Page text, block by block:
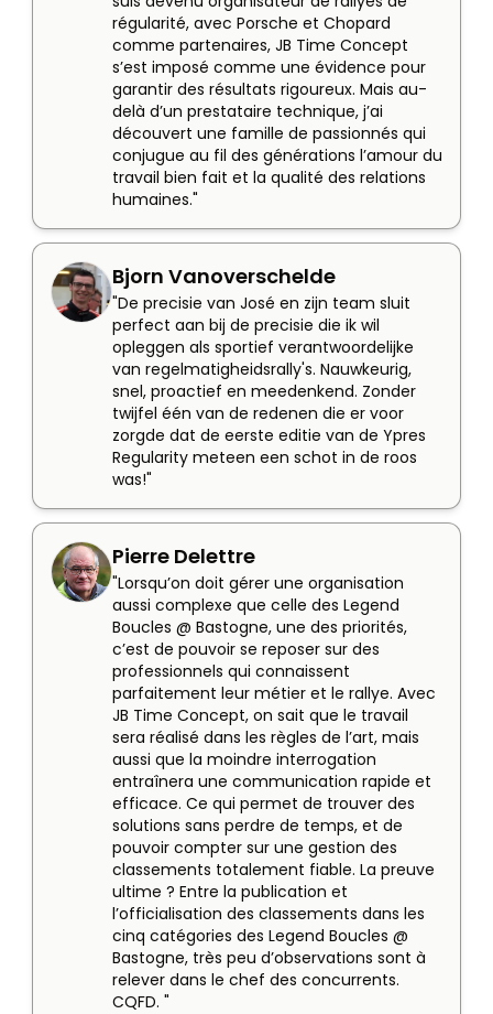
régularité, avec Porsche et Chopard
comme partenaires, JB Time Concept
s’est imposé comme une évidence pour
garantir des résultats rigoureux. Mais au-
delà d’un prestataire technique, j’ai
découvert une famille de passionnés qui
conjugue au fil des générations l’amour du
travail bien fait et la qualité des relations
humaines."
Bjorn Vanoverschelde
"De precisie van José en zijn team sluit
perfect aan bij de precisie die ik wil
opleggen als sportief verantwoordelijke
van regelmatigheidsrally's. Nauwkeurig,
snel, proactief en meedenkend. Zonder
twijfel één van de redenen die er voor
zorgde dat de eerste editie van de Ypres
Regularity meteen een schot in de roos
was!"
Pierre Delettre
"Lorsqu’on doit gérer une organisation
aussi complexe que celle des Legend
Boucles @ Bastogne, une des priorités,
c’est de pouvoir se reposer sur des
professionnels qui connaissent
parfaitement leur métier et le rallye. Avec
JB Time Concept, on sait que le travail
sera réalisé dans les règles de l’art, mais
aussi que la moindre interrogation
entraînera une communication rapide et
efficace. Ce qui permet de trouver des
solutions sans perdre de temps, et de
pouvoir compter sur une gestion des
classements totalement fiable. La preuve
ultime ? Entre la publication et
l’officialisation des classements dans les
cinq catégories des Legend Boucles @
Bastogne, très peu d’observations sont à
relever dans le chef des concurrents.
CQFD. "